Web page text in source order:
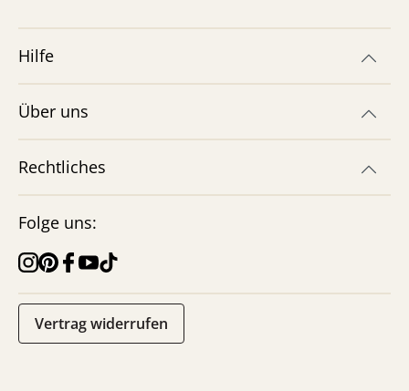
Hilfe
Über uns
Rechtliches
Folge uns:
Vertrag widerrufen